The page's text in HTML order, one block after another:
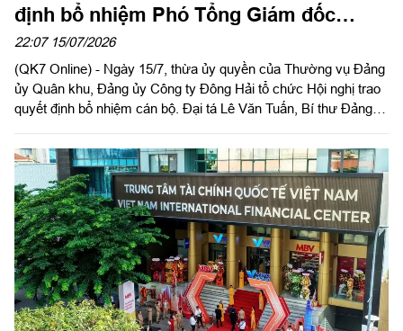
định bổ nhiệm Phó Tổng Giám đốc
Công ty
22:07 15/07/2026
(QK7 Online) - Ngày 15/7, thừa ủy quyền của Thường vụ Đảng
ủy Quân khu, Đảng ủy Công ty Đông Hải tổ chức Hội nghị trao
quyết định bổ nhiệm cán bộ. Đại tá Lê Văn Tuấn, Bí thư Đảng